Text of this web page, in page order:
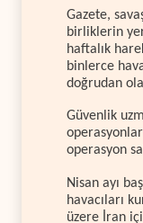
Gazete,
birliklerin
haftalık
binlerce
doğrudan
Güvenlik
operasyon
Nisan ayı
havacıları
üzere İran